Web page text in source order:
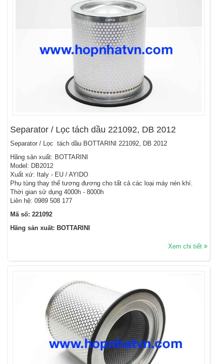
Separator / Lọc tách dầu 221092, DB 2012
Separator / Lọc tách dầu BOTTARINI 221092, DB 2012
Hãng sản xuất: BOTTARINI
Model: DB2012
Xuất xứ: Italy - EU / AYIDO
Phụ tùng thay thế tương đương cho tất cả các loại máy nén khí.
Thời gian sử dụng 4000h - 8000h
Liên hệ: 0989 508 177
Mã số: 221092
Hãng sản xuất: BOTTARINI
Xem chi tiết